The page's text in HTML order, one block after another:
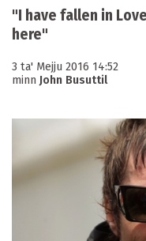
"I have fallen in
here"
3 ta' Mejju 2016 14:52
minn John Busuttil